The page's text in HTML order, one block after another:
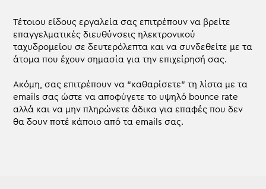
Τέτοιου είδους εργαλεία σας επιτρέπουν να βρείτε
επαγγελματικές διευθύνσεις ηλεκτρονικού
ταχυδρομείου σε δευτερόλεπτα και να συνδεθείτε με τα
άτομα που έχουν σημασία για την επιχείρησή σας.
Ακόμη, σας επιτρέπουν να “καθαρίσετε” τη λίστα με τα
emails σας ώστε να αποφύγετε το υψηλό bounce rate
αλλά και να μην πληρώνετε άδικα για επαφές που δεν
θα δουν ποτέ κάποιο από τα emails σας.